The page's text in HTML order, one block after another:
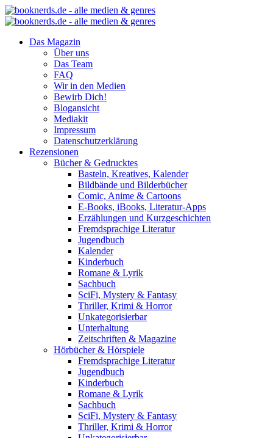
Das Magazin
Über uns
Das Team
FAQ
Wir in den Medien
Bewirb Dich!
Blogansicht
Mediakit
Impressum
Datenschutzerklärung
Rezensionen
Bücher & Gedrucktes
Basteln, Kreatives, Kalender
Bildbände und Bilderbücher
Comic, Anime & Cartoons
E-Books, iBooks, Literatur-Apps
Erzählungen und Kurzgeschichten
Fremdsprachige Literatur
Jugendbuch
Kalender
Kinderbuch
Romane & Lyrik
Sachbuch
SciFi, Mystery & Fantasy
Thriller, Krimi & Horror
Unkategorisierbar
Unterhaltung
Zeitschriften & Magazine
Hörbücher & Hörspiele
Fremdsprachige Literatur
Jugendbuch
Kinderbuch
Romane & Lyrik
Sachbuch
SciFi, Mystery & Fantasy
Thriller, Krimi & Horror